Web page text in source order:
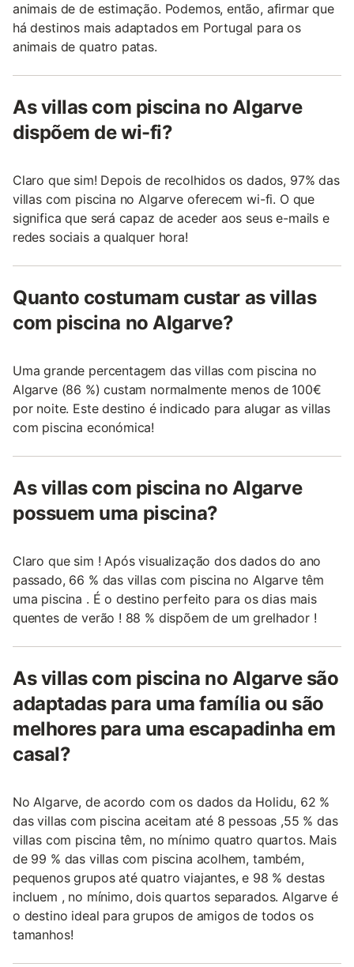
animais de de estimação. Podemos, então, afirmar que
há destinos mais adaptados em Portugal para os
animais de quatro patas.
As villas com piscina no Algarve
dispõem de wi-fi?
Claro que sim! Depois de recolhidos os dados, 97% das
villas com piscina no Algarve oferecem wi-fi. O que
significa que será capaz de aceder aos seus e-mails e
redes sociais a qualquer hora!
Quanto costumam custar as villas
com piscina no Algarve?
Uma grande percentagem das villas com piscina no
Algarve (86 %) custam normalmente menos de 100€
por noite. Este destino é indicado para alugar as villas
com piscina económica!
As villas com piscina no Algarve
possuem uma piscina?
Claro que sim ! Após visualização dos dados do ano
passado, 66 % das villas com piscina no Algarve têm
uma piscina . É o destino perfeito para os dias mais
quentes de verão ! 88 % dispõem de um grelhador !
As villas com piscina no Algarve são
adaptadas para uma família ou são
melhores para uma escapadinha em
casal?
No Algarve, de acordo com os dados da Holidu, 62 %
das villas com piscina aceitam até 8 pessoas ,55 % das
villas com piscina têm, no mínimo quatro quartos. Mais
de 99 % das villas com piscina acolhem, também,
pequenos grupos até quatro viajantes, e 98 % destas
incluem , no mínimo, dois quartos separados. Algarve é
o destino ideal para grupos de amigos de todos os
tamanhos!